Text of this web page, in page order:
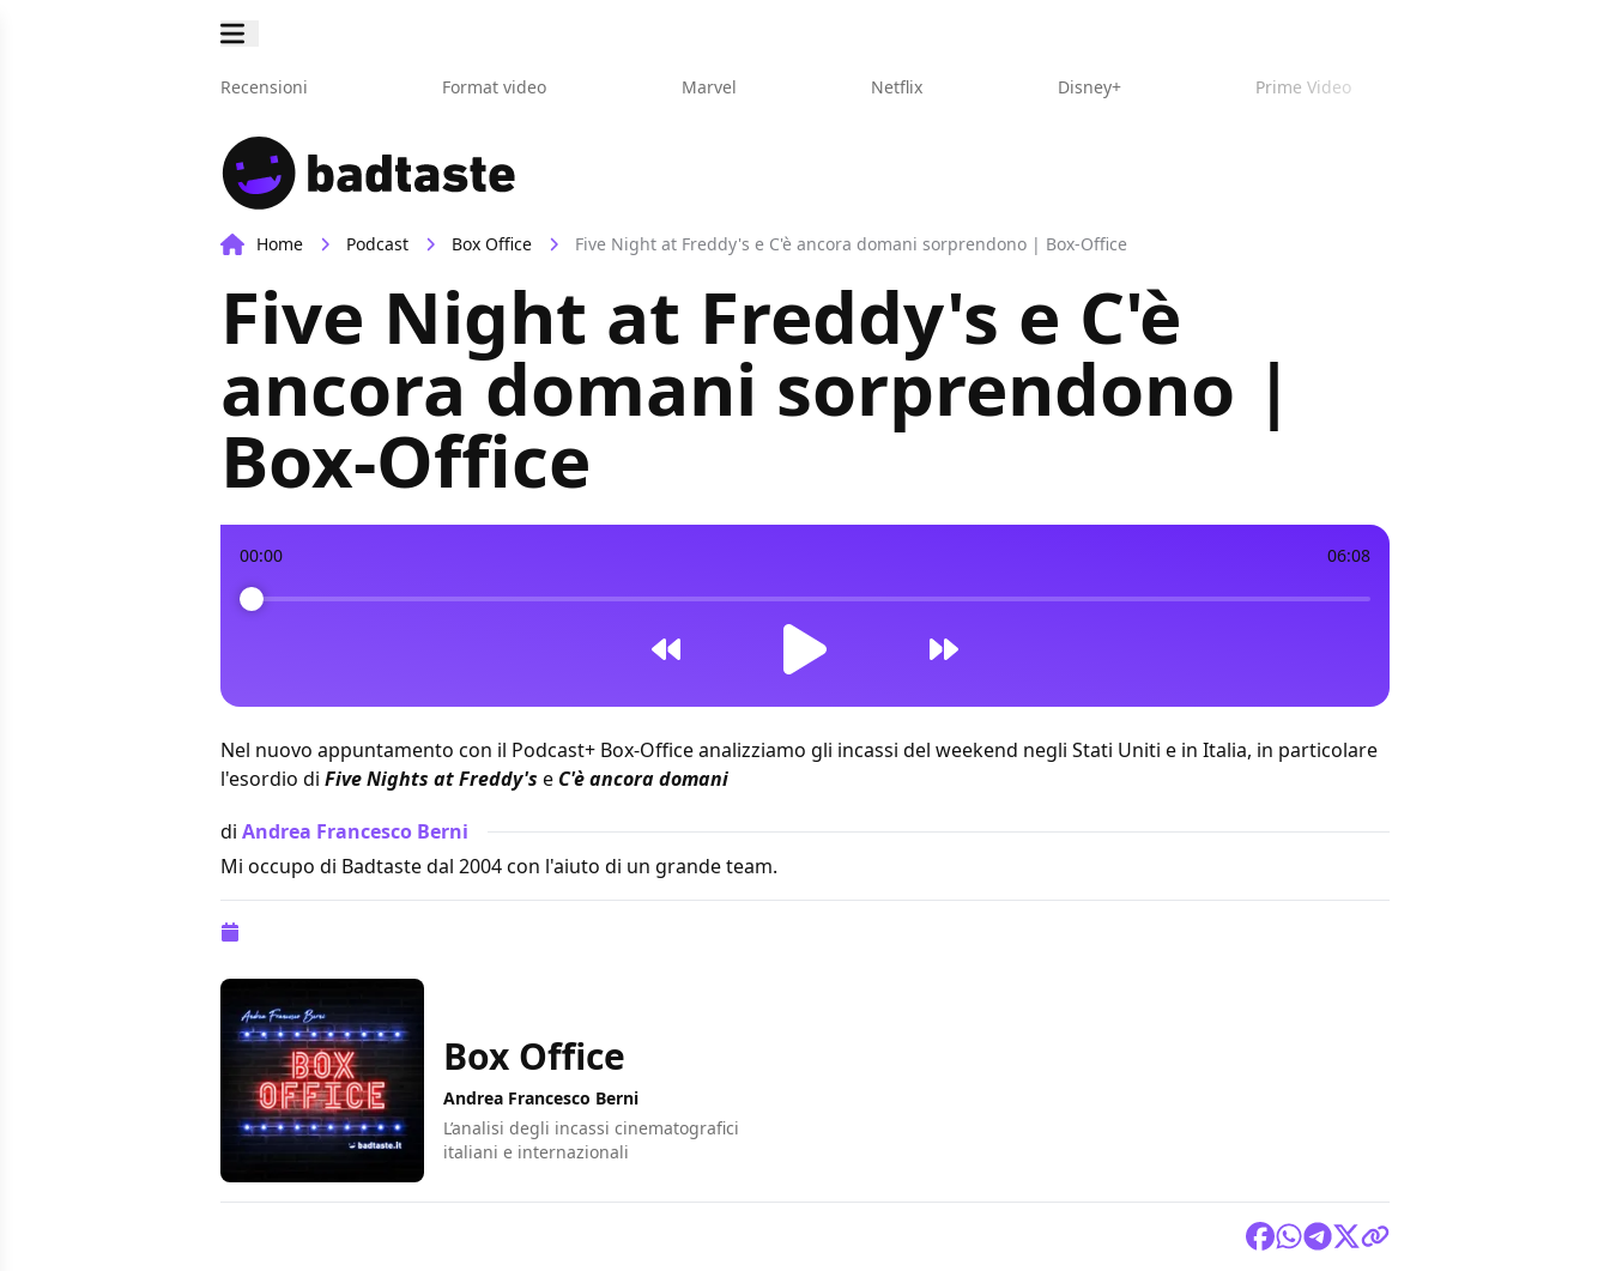
Recensioni Format video Marvel Netflix Disney+ Prime Video
Home Podcast Box Office Five Night at Freddy's e C'è ancora domani sorprendono | Box-Office
Five Night at Freddy's e C'è
ancora domani sorprendono |
Box-Office
00:00 06:08
Nel nuovo appuntamento con il Podcast+ Box-Office analizziamo gli incassi del weekend negli Stati Uniti e in Italia, in particolare
l'esordio di Five Nights at Freddy's e C'è ancora domani
di Andrea Francesco Berni
Mi occupo di Badtaste dal 2004 con l'aiuto di un grande team.
Box Office
Andrea Francesco Berni
L’analisi degli incassi cinematografici
italiani e internazionali